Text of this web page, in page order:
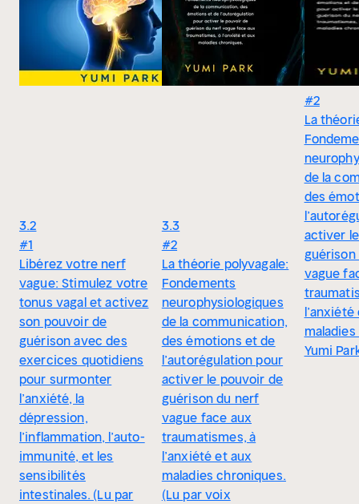
3.2
#1
Libérez votre nerf
vague: Stimulez votre
tonus vagal et activez
son pouvoir de
guérison avec des
exercices quotidiens
pour surmonter
l’anxiété, la
dépression,
l’inflammation, l’auto-
immunité, et les
sensibilités
intestinales. (Lu par
3.3
#2
La théorie polyvagale:
Fondements
neurophysiologiques
de la communication,
des émotions et de
l’autorégulation pour
activer le pouvoir de
guérison du nerf
vague face aux
traumatismes, à
l’anxiété et aux
maladies chroniques.
(Lu par voix
#2
La
de la
des
activer
vague
Yumi